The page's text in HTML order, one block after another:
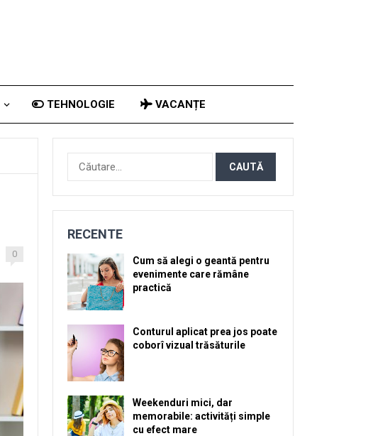
TEHNOLOGIE VACANȚE
0
Caută
după:
RECENTE
Cum să alegi o geantă pentru
evenimente care rămâne
practică
Conturul aplicat prea jos poate
coborî vizual trăsăturile
Weekenduri mici, dar
memorabile: activități simple
cu efect mare